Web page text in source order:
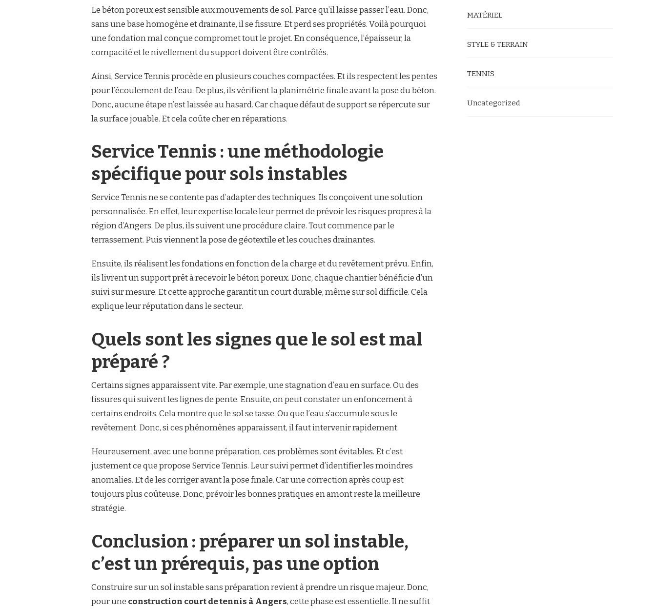
Le béton poreux est sensible aux mouvements de sol. Parce qu’il laisse passer l’eau. Donc,
sans une base homogène et drainante, il se fissure. Et perd ses propriétés. Voilà pourquoi
une fondation mal conçue compromet tout le projet. En conséquence, l’épaisseur, la
compacité et le nivellement du support doivent être contrôlés.
Ainsi, Service Tennis procède en plusieurs couches compactées. Et ils respectent les pentes
pour l’écoulement de l’eau. De plus, ils vérifient la planimétrie finale avant la pose du béton.
Donc, aucune étape n’est laissée au hasard. Car chaque défaut de support se répercute sur
la surface jouable. Et cela coûte cher en réparations.
Service Tennis : une méthodologie
spécifique pour sols instables
Service Tennis ne se contente pas d’adapter des techniques. Ils conçoivent une solution
personnalisée. En effet, leur expertise locale leur permet de prévoir les risques propres à la
région d’Angers. De plus, ils suivent une procédure claire. Tout commence par le
terrassement. Puis viennent la pose de géotextile et les couches drainantes.
Ensuite, ils réalisent les fondations en fonction de la charge et du revêtement prévu. Enfin,
ils livrent un support prêt à recevoir le béton poreux. Donc, chaque chantier bénéficie d’un
suivi sur mesure. Et cette approche garantit un court durable, même sur sol difficile. Cela
explique leur réputation dans le secteur.
Quels sont les signes que le sol est mal
préparé ?
Certains signes apparaissent vite. Par exemple, une stagnation d’eau en surface. Ou des
fissures qui suivent les lignes de pente. Ensuite, on peut constater un enfoncement à
certains endroits. Cela montre que le sol se tasse. Ou que l’eau s’accumule sous le
revêtement. Donc, si ces phénomènes apparaissent, il faut intervenir rapidement.
Heureusement, avec une bonne préparation, ces problèmes sont évitables. Et c’est
justement ce que propose Service Tennis. Leur suivi permet d’identifier les moindres
anomalies. Et de les corriger avant la pose finale. Car une correction après coup est
toujours plus coûteuse. Donc, prévoir les bonnes pratiques en amont reste la meilleure
stratégie.
Conclusion : préparer un sol instable,
c’est un prérequis, pas une option
Construire sur un sol instable sans préparation revient à prendre un risque majeur. Donc,
pour une construction court de tennis à Angers, cette phase est essentielle. Il ne suffit
MATÉRIEL
STYLE & TERRAIN
TENNIS
Uncategorized